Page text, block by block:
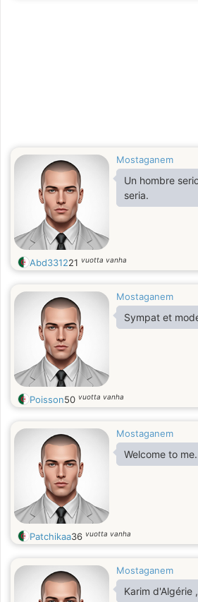
Mostaganem
Un hombre
seria.
Abd331221 vuotta vanha
Mostaganem
Sympat et
Poisson50 vuotta vanha
Mostaganem
Welcome to
Patchikaa36 vuotta vanha
Mostaganem
Karim d'Algérie